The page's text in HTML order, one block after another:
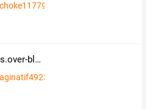
superdreams.over-blog.com